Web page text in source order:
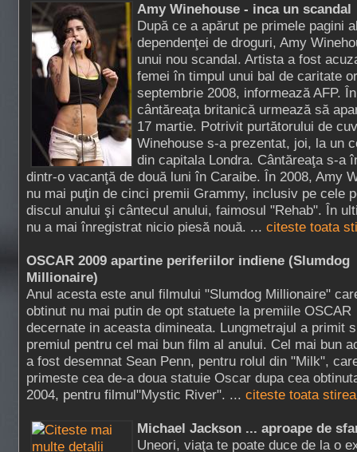
Amy Winehouse - inca un scandal
După ce a apărut pe primele pagini
dependenţei de droguri, Amy
unui nou scandal. Artista a fost
femei în timpul unui bal de caritate
septembrie 2008, informează AFP.
cântăreaţa britanică urmează să
17 martie. Potrivit purtătorului de
Winehouse s-a prezentat, joi, la un
din capitala Londra. Cântăreaţa s-a
dintr-o vacanţă de două luni în Caraibe. În 2008, Amy
nu mai puţin de cinci premii Grammy, inclusiv pe cele
discul anului şi cântecul anului, faimosul "Rehab". În
nu a mai înregistrat nicio piesă nouă. ... citeste toata
OSCAR 2009 apartine periferiilor indiene (Slumdog
Millionaire)
Anul acesta este anul filmului "Slumdog Millionaire"
obtinut nu mai putin de opt statuete la premiile OSCAR
decernate in aceasta dimineata. Lungmetrajul a primit
premiul pentru cel mai bun film al anului. Cel mai bun
a fost desemnat Sean Penn, pentru rolul din "Milk",
primeste cea de-a doua statuie Oscar dupa cea
2004, pentru filmul"Mystic River". ... citeste toata
Michael Jackson ... aproape de
Uneori, viaţa te poate duce de la o